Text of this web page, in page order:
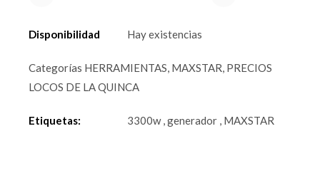
Disponibilidad Hay existencias
Categorías HERRAMIENTAS MAXSTAR PRECIOS
LOCOS DE LA QUINCA
Etiquetas: 3300w ,generador MAXSTAR